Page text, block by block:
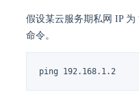
假设某云服务期私网 IP 为
命令。
ping 192.168.1.2